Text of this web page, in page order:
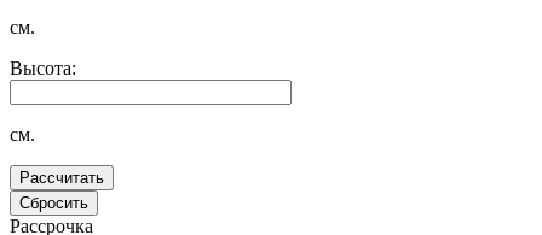
см.
Высота:
см.
Рассрочка